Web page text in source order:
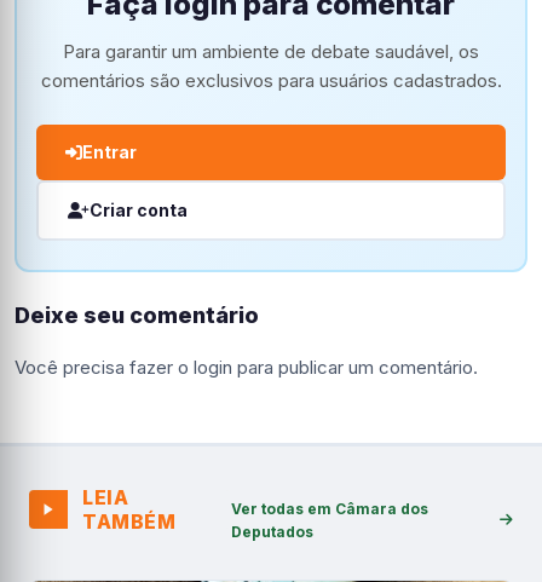
Para garantir um ambiente de debate saudável, os
comentários são exclusivos para usuários cadastrados.
Entrar
Criar conta
Deixe seu comentário
Você precisa fazer o login para publicar um comentário.
LEIA
TAMBÉM
Ver todas em Câmara dos
Deputados